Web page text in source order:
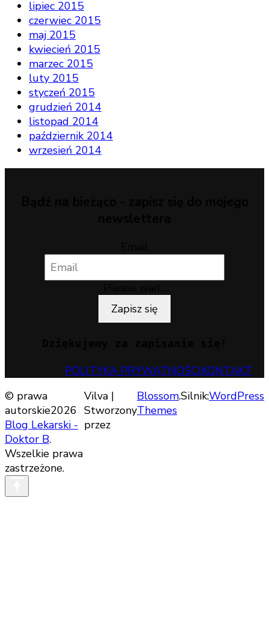
lipiec 2015
czerwiec 2015
maj 2015
kwiecień 2015
marzec 2015
luty 2015
styczeń 2015
grudzień 2014
listopad 2014
październik 2014
wrzesień 2014
Zapisz się
POLITYKA PRYWATNOŚCIKONTAKT
© prawa
autorskie2026
Blog Lekarski -
Doktor B.
Wszelkie prawa
zastrzeżone.
Vilva |
Stworzony
przez
Blossom
Themes
.Silnik:WordPress